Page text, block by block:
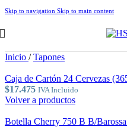
Skip to navigation Skip to main content
Inicio / Tapones
Caja de Cartón 24 Cervezas
El
precio
era:
$17.475El
precio
es:
IVA Incluido
Volver a productos
Botella Cherry 750 B B/Barossa